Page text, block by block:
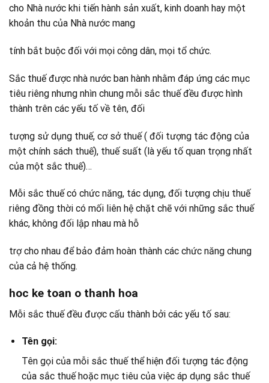
cho Nhà nước khi tiến hành sản xuất, kinh doanh hay một
khoản thu của Nhà nước mang
tính bắt buộc đối với mọi công dân, mọi tổ chức.
Sắc thuế được nhà nước ban hành nhằm đáp ứng các mục
tiêu riêng nhưng nhìn chung mỗi sắc thuế đều được hình
thành trên các yếu tố về tên, đối
tượng sử dụng thuế, cơ sở thuế ( đối tượng tác động của
một chính sách thuế), thuế suất (là yếu tố quan trọng nhất
của một sắc thuế)…
Mỗi sắc thuế có chức năng, tác dụng, đối tượng chịu thuế
riêng đồng thời có mối liên hệ chặt chẽ với những sắc thuế
khác, không đối lập nhau mà hỗ
trợ cho nhau để bảo đảm hoàn thành các chức năng chung
của cả hệ thống.
hoc ke toan o thanh hoa
Mỗi sắc thuế đều được cấu thành bởi các yếu tố sau:
Tên gọi:
Tên gọi của mỗi sắc thuế thể hiện đối tượng tác động
của sắc thuế hoặc mục tiêu của việc áp dụng sắc thuế